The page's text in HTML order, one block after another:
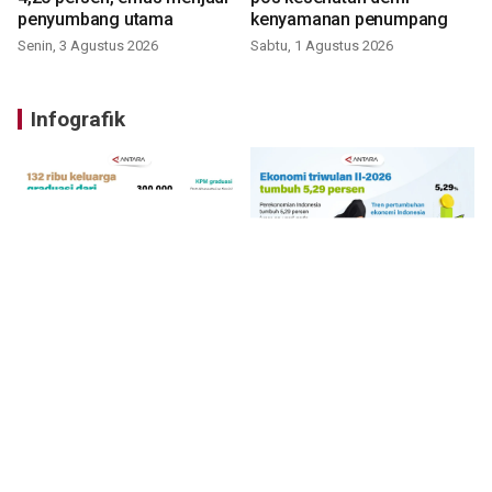
penyumbang utama
Senin, 3 Agustus 2026
kenyamanan penumpang
Sabtu, 1 Agustus 2026
Infografik